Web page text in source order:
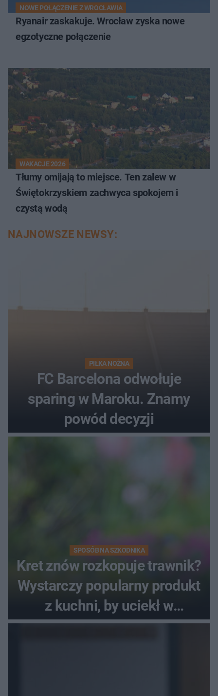
NOWE POŁĄCZENIE Z WROCŁAWIA
Ryanair zaskakuje. Wrocław zyska nowe
egzotyczne połączenie
WAKACJE 2026
Tłumy omijają to miejsce. Ten zalew w
Świętokrzyskiem zachwyca spokojem i
czystą wodą
NAJNOWSZE NEWSY:
PIŁKA NOŻNA
FC Barcelona odwołuje
sparing w Maroku. Znamy
powód decyzji
SPOSÓB NA SZKODNIKA
Kret znów rozkopuje trawnik?
Wystarczy popularny produkt
z kuchni, by uciekł w
popłochu